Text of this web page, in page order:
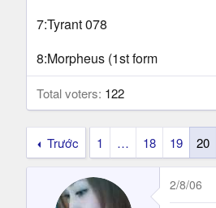
7:Tyrant 078
8:Morpheus (1st form
Total voters 122
Trước 1 … 18 19 20
2/8/06